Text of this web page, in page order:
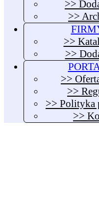
>>
>>
>>
>>
>>
>>
>> Polityka
>>